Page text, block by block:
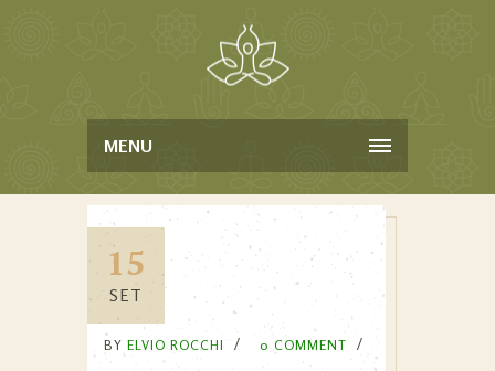
MENU
15
SET
BY ELVIO ROCCHI 0 COMMENT